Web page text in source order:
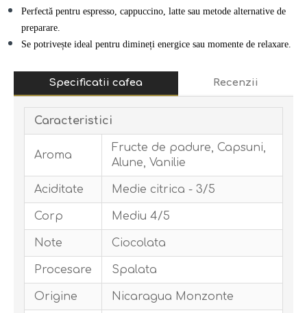
Perfectă pentru espresso, cappuccino, latte sau metode alternative de
preparare.
Se potrivește ideal pentru dimineți energice sau momente de relaxare.
Specificatii cafea Recenzii
Caracteristici
Aroma
Fructe de padure, Capsuni,
Alune, Vanilie
Aciditate Medie citrica - 3/5
Corp Mediu 4/5
Note Ciocolata
Procesare Spalata
Origine Nicaragua Monzonte